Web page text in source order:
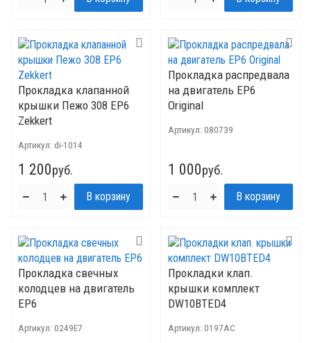
Прокладка клапанной
крышки Пежо 308 EP6
Zekkert
Артикул: di-1014
1 200руб.
Прокладка распредвала
на двигатель EP6
Original
Артикул: 080739
1 000руб.
Прокладка свечных
колодцев на двигатель
EP6
Артикул: 0249E7
Прокладки клап.
крышки комплект
DW10BTED4
Артикул: 0197AC